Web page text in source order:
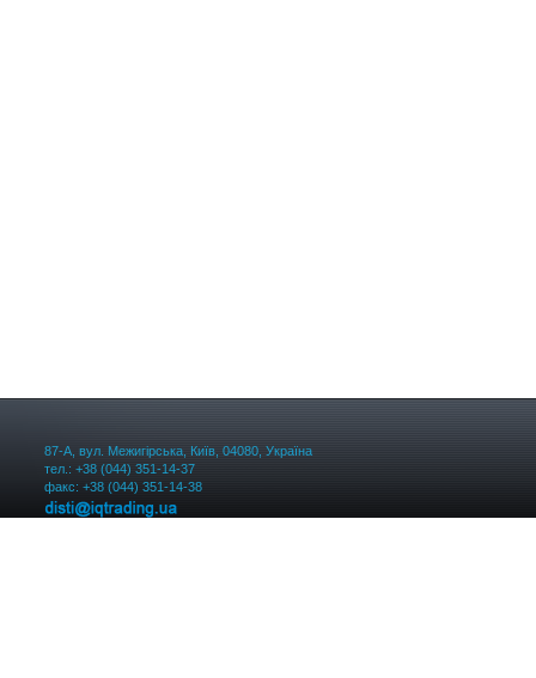
87-А, вул. Межигірська, Київ, 04080, Україна
тел.: +38 (044) 351-14-37
факс: +38 (044) 351-14-38